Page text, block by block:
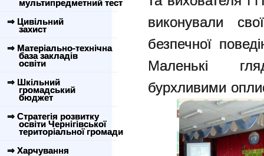
мультипредметний тест
⇒ Цивільний
захист
⇒ Матеріально-технічна
база закладів
освіти
⇒ Шкільний
громадський
бюджет
⇒ Стратегія розвитку
освіти Чернігівської
територіальної громади
⇒ Харчування
виконували
безпечної
Маленькі
бурхливими